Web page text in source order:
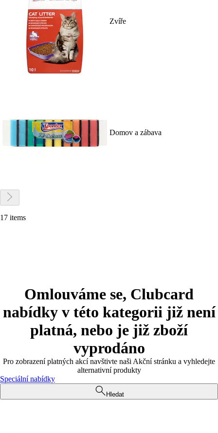
Zvíře
Domov a zábava
17 items
Omlouváme se, Clubcard
nabídky v této kategorii již není
platná, nebo je již zboží
vyprodáno
Pro zobrazení platných akcí navštivte naši Akční stránku a vyhledejte
alternativní produkty
Speciální nabídky
Hledat